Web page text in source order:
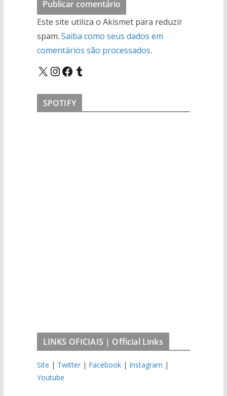
Este site utiliza o Akismet para reduzir
spam. Saiba como seus dados em
comentários são processados.
X InstagramFacebook Tumblr
SPOTIFY
LINKS OFICIAIS | Official Links
Site | Twitter| Facebook| Instagram |
Youtube